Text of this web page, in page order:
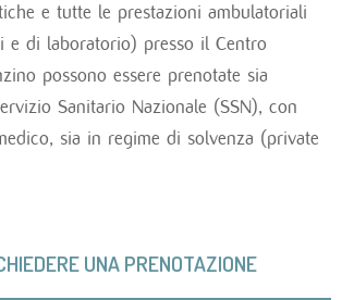
e tutte le prestazioni ambulatoriali
e di laboratorio) presso il Centro
possono essere prenotate sia
Sanitario Nazionale (SSN), con
sia in regime di solvenza (private
UNA PRENOTAZIONE